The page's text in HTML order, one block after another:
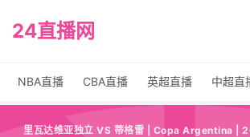
24直播网
NBA直播 CBA直播 英超直播 中超直
里瓦达维亚独立 VS 蒂格雷 | Copa Argentina |